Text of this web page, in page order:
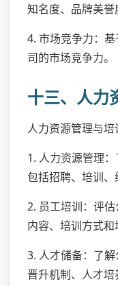
知名度、品牌美誉
4. 市场竞争力：
司的市场竞争力。
十三、人力
人力资源管理与培
1. 人力资源管理
包括招聘、培训、
2. 员工培训：评
内容、培训方式和
3. 人才储备：了
晋升机制、人才培